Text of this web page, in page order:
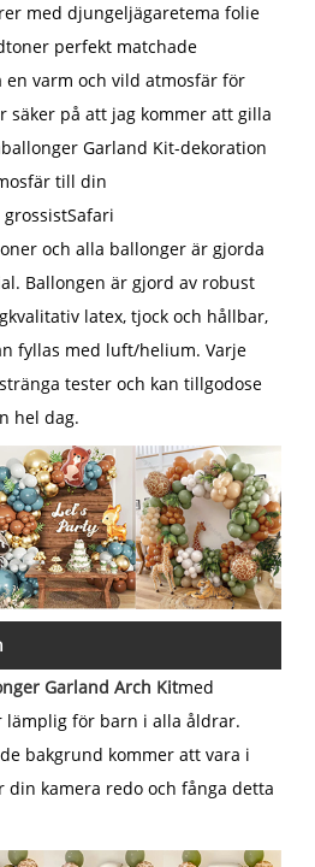
med djungeljägaretemafolie
perfekt matchade
en varm och vild atmosfär för
säker på att jag kommer att gilla
Garland Kit-dekoration
till din
grossistSafari
och alla ballonger är gjorda
Ballongen är gjord av robust
latex, tjock och hållbar,
fyllas med luft/helium. Varje
tester och kan tillgodose
hel dag.
Garland Arch Kitmed
lämplig för barn i alla åldrar.
bakgrund kommer att vara i
din kamera redo och fånga detta